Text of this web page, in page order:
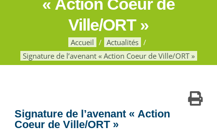
« Action Coeur de
Ville/ORT »
Accueil
Actualités
Signature de l’avenant « Action Coeur de Ville/ORT »
Signature de l’avenant « Action
Coeur de Ville/ORT »